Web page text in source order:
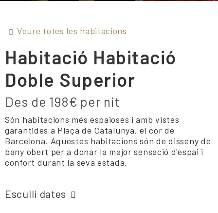
Veure totes les habitacions
Habitació Habitació
Doble Superior
Des de 198€ per nit
Són habitacions més espaioses i amb vistes
garantides a Plaça de Catalunya, el cor de
Barcelona. Aquestes habitacions són de disseny de
bany obert per a donar la major sensació d'espai i
confort durant la seva estada.
Esculli dates